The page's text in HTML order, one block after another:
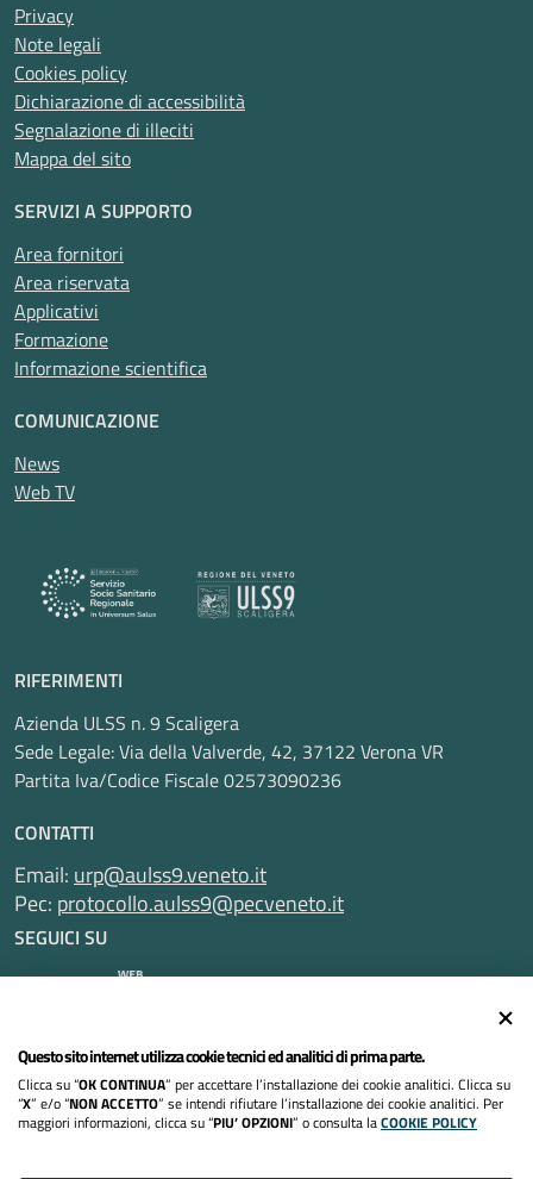
Privacy
Note legali
Cookies policy
Dichiarazione di accessibilità
Segnalazione di illeciti
Mappa del sito
SERVIZI A SUPPORTO
Area fornitori
Area riservata
Applicativi
Formazione
Informazione scientifica
COMUNICAZIONE
News
Web TV
RIFERIMENTI
Azienda ULSS n. 9 Scaligera
Sede Legale: Via della Valverde, 42, 37122 Verona VR
Partita Iva/Codice Fiscale 02573090236
CONTATTI
Email: urp@aulss9.veneto.it
Pec: protocollo.aulss9@pecveneto.it
SEGUICI SU
Informativa privacy
Dichiarazione di accessibilità
Questo sito internet utilizza cookie tecnici ed analitici di prima parte.
Clicca su “OK CONTINUA” per accettare l’installazione dei cookie analitici. Clicca su
“X” e/o “NON ACCETTO” se intendi rifiutare l’installazione dei cookie analitici. Per
maggiori informazioni, clicca su “PIU’ OPZIONI” o consulta laCOOKIE POLICY